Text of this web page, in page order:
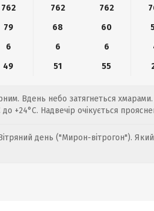
762 762 762
79 68 60
6 6 6
49 51 55
Вдень небо затягнеться
+24°C. Надвечір очікується
день ("Мирон-вітрогон").